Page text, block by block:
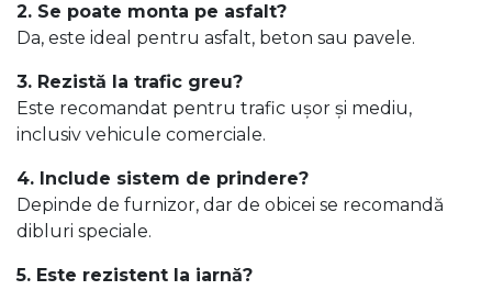
2. Se poate monta pe asfalt?
Da, este ideal pentru asfalt, beton sau pavele.
3. Rezistă la trafic greu?
Este recomandat pentru trafic ușor și mediu,
inclusiv vehicule comerciale.
4. Include sistem de prindere?
Depinde de furnizor, dar de obicei se recomandă
dibluri speciale.
5. Este rezistent la iarnă?